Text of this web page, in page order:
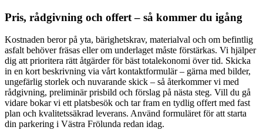
Pris, rådgivning och offert – så kommer du igång
Kostnaden beror på yta, bärighetskrav, materialval och om befintlig
asfalt behöver fräsas eller om underlaget måste förstärkas. Vi hjälper
dig att prioritera rätt åtgärder för bäst totalekonomi över tid. Skicka
in en kort beskrivning via vårt kontaktformulär – gärna med bilder,
ungefärlig storlek och nuvarande skick – så återkommer vi med
rådgivning, preliminär prisbild och förslag på nästa steg. Vill du gå
vidare bokar vi ett platsbesök och tar fram en tydlig offert med fast
plan och kvalitetssäkrad leverans. Använd formuläret för att starta
din parkering i Västra Frölunda redan idag.